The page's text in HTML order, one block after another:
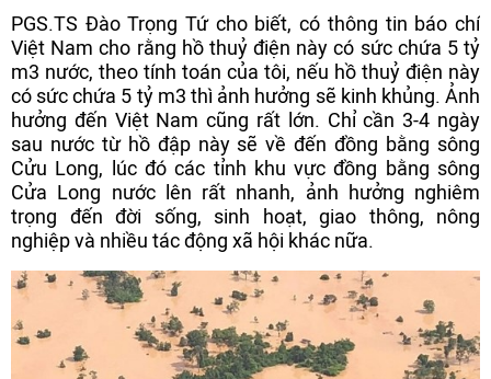
PGS.TS Đào Trọng Tứ cho biết, có thông tin báo chí
Việt Nam cho rằng hồ thuỷ điện này có sức chứa 5 tỷ
m3 nước, theo tính toán của tôi, nếu hồ thuỷ điện này
có sức chứa 5 tỷ m3 thì ảnh hưởng sẽ kinh khủng. Ảnh
hưởng đến Việt Nam cũng rất lớn. Chỉ cần 3-4 ngày
sau nước từ hồ đập này sẽ về đến đồng bằng sông
Cửu Long, lúc đó các tỉnh khu vực đồng bằng sông
Cửa Long nước lên rất nhanh, ảnh hưởng nghiêm
trọng đến đời sống, sinh hoạt, giao thông, nông
nghiệp và nhiều tác động xã hội khác nữa.